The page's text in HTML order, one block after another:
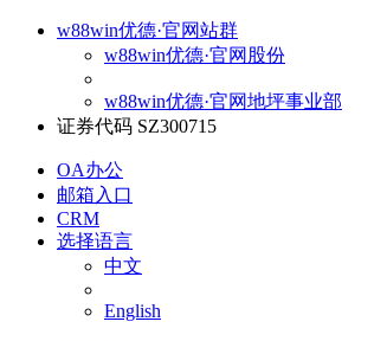
w88win优德·官网站群
w88win优德·官网股份
w88win优德·官网地坪事业部
证券代码 SZ300715
OA办公
邮箱入口
CRM
选择语言
中文
English